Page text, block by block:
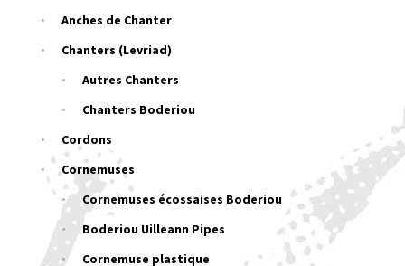
Anches de Chanter
Chanters (Levriad)
Autres Chanters
Chanters Boderiou
Cordons
Cornemuses
Cornemuses écossaises Boderiou
Boderiou Uilleann Pipes
Cornemuse plastique